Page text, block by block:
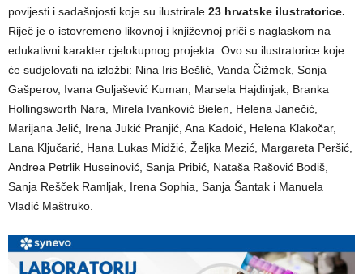
povijesti i sadašnjosti koje su ilustrirale 23 hrvatske ilustratorice.
Riječ je o istovremeno likovnoj i književnoj priči s naglaskom na
edukativni karakter cjelokupnog projekta. Ovo su ilustratorice koje
će sudjelovati na izložbi: Nina Iris Bešlić, Vanda Čižmek, Sonja
Gašperov, Ivana Guljašević Kuman, Marsela Hajdinjak, Branka
Hollingsworth Nara, Mirela Ivanković Bielen, Helena Janečić,
Marijana Jelić, Irena Jukić Pranjić, Ana Kadoić, Helena Klakočar,
Lana Ključarić, Hana Lukas Midžić, Željka Mezić, Margareta Peršić,
Andrea Petrlik Huseinović, Sanja Pribić, Nataša Rašović Bodiš,
Sanja Rešček Ramljak, Irena Sophia, Sanja Šantak i Manuela
Vladić Maštruko.